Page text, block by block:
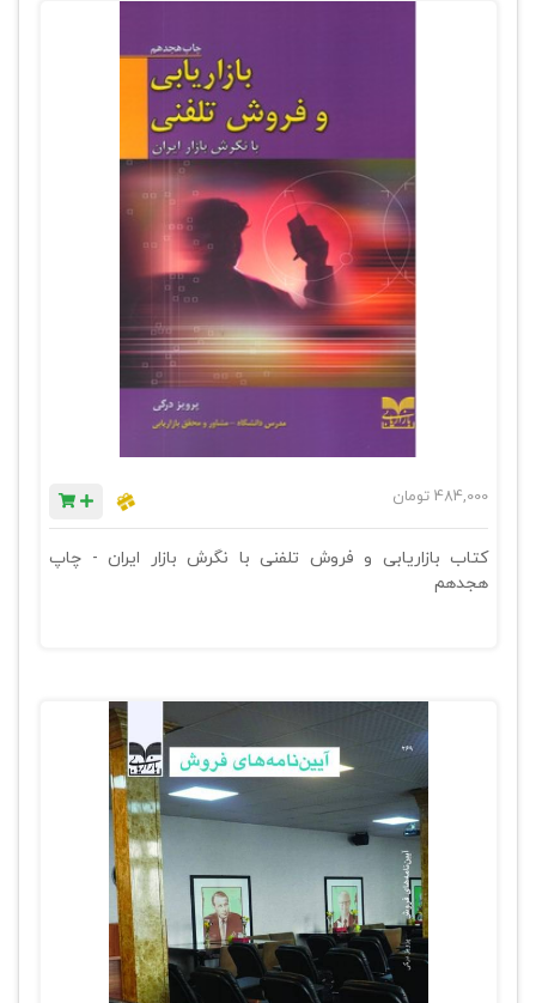
484,000 تومان
کتاب بازاریابی و فروش تلفنی با نگرش بازار ایران - چاپ
هجدهم